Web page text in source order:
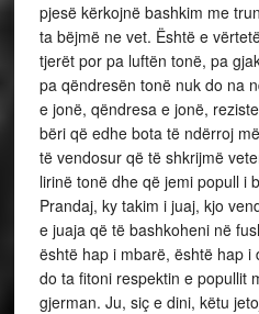
pjesë kërkojnë bashkim me
ta bëjmë ne vet. Është e
tjerët por pa luftën tonë, pa
pa qëndresën tonë nuk do na
e jonë, qëndresa e jonë,
bëri që edhe bota të ndërroj
të vendosur që të shkrijmë
lirinë tonë dhe që jemi popull i
Prandaj, ky takim i juaj, kjo
e juaja që të bashkoheni në
është hap i mbarë, është hap i
do ta fitoni respektin e popullit
gjerman. Ju, siç e dini, këtu